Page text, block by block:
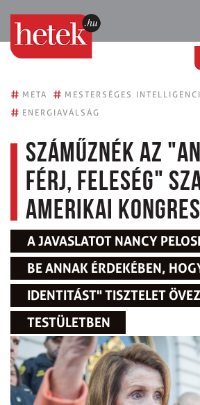
# META # MESTERSÉGES
# ENERGIAVÁLSÁG
Száműznék az
férj, feleség"
amerikai
A JAVASLATOT NANCY
BE ANNAK ÉRDEKÉBEN,
IDENTITÁST" TISZTELET
TESTÜLETBEN